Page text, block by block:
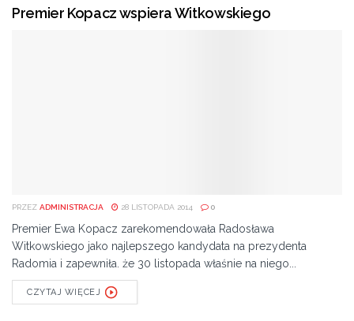
Premier Kopacz wspiera Witkowskiego
PRZEZ ADMINISTRACJA 28 LISTOPADA 2014 0
Premier Ewa Kopacz zarekomendowała Radosława
Witkowskiego jako najlepszego kandydata na prezydenta
Radomia i zapewniła. że 30 listopada właśnie na niego...
CZYTAJ WIĘCEJ